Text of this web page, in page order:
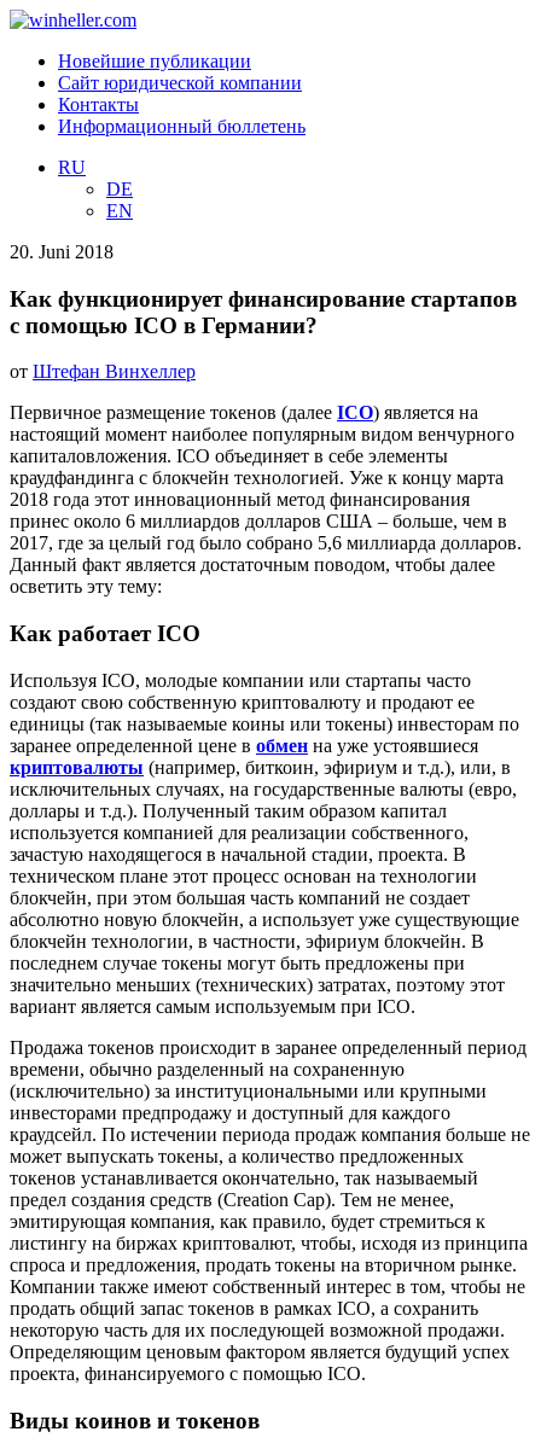
Новейшие публикации
Сайт юридической компании
Контакты
Информационный бюллетень
RU
DE
EN
20. Juni 2018
Как функционирует финансирование стартапов
с помощью ICO в Германии?
от Штефан Винхеллер
Первичное размещение токенов (далее ICO) является на
настоящий момент наиболее популярным видом венчурного
капиталовложения. ICO объединяет в себе элементы
краудфандинга с блокчейн технологией. Уже к концу марта
2018 года этот инновационный метод финансирования
принес около 6 миллиардов долларов США – больше, чем в
2017, где за целый год было собрано 5,6 миллиарда долларов.
Данный факт является достаточным поводом, чтобы далее
осветить эту тему:
Как работает ICO
Используя ICO, молодые компании или стартапы часто
создают свою собственную криптовалюту и продают ее
единицы (так называемые коины или токены) инвесторам по
заранее определенной цене в обмен на уже устоявшиеся
криптовалюты (например, биткоин, эфириум и т.д.), или, в
исключительных случаях, на государственные валюты (евро,
доллары и т.д.). Полученный таким образом капитал
используется компанией для реализации собственного,
зачастую находящегося в начальной стадии, проекта. В
техническом плане этот процесс основан на технологии
блокчейн, при этом большая часть компаний не создает
абсолютно новую блокчейн, а использует уже существующие
блокчейн технологии, в частности, эфириум блокчейн. В
последнем случае токены могут быть предложены при
значительно меньших (технических) затратах, поэтому этот
вариант является самым используемым при ICO.
Продажа токенов происходит в заранее определенный период
времени, обычно разделенный на сохраненную
(исключительно) за институциональными или крупными
инвесторами предпродажу и доступный для каждого
краудсейл. По истечении периода продаж компания больше не
может выпускать токены, а количество предложенных
токенов устанавливается окончательно, так называемый
предел создания средств (Creation Cap). Тем не менее,
эмитирующая компания, как правило, будет стремиться к
листингу на биржах криптовалют, чтобы, исходя из принципа
спроса и предложения, продать токены на вторичном рынке.
Компании также имеют собственный интерес в том, чтобы не
продать общий запас токенов в рамках ICO, а сохранить
некоторую часть для их последующей возможной продажи.
Определяющим ценовым фактором является будущий успех
проекта, финансируемого с помощью ICO.
Виды коинов и токенов